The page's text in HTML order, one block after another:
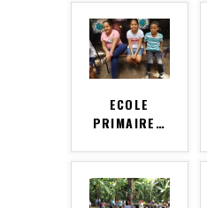
ECOLE
PRIMAIRE…